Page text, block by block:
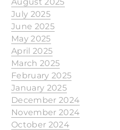
July 2025
June 2025
May 2025
April 2025
March 2025
February 2025
January 2025
December 2024
November 2024
October 2024